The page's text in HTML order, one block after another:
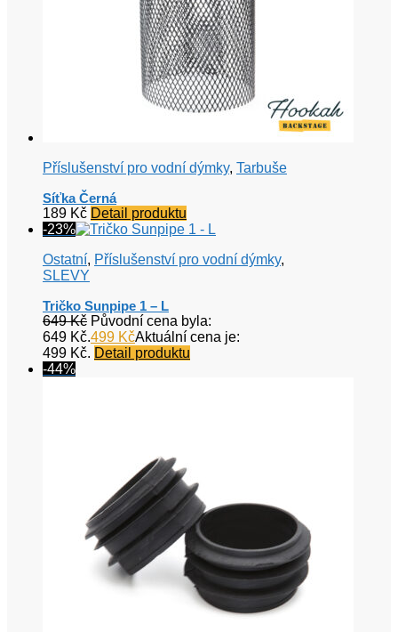
Příslušenství pro vodní dýmky, Tarbuše
Síťka Černá
189 Kč Detail produktu
-23%
Ostatní, Příslušenství pro vodní dýmky,
SLEVY
Tričko Sunpipe 1 – L
649Kč Původní cena byla:
649 Kč.499 KčAktuální cena je:
499 Kč. Detail produktu
-44%